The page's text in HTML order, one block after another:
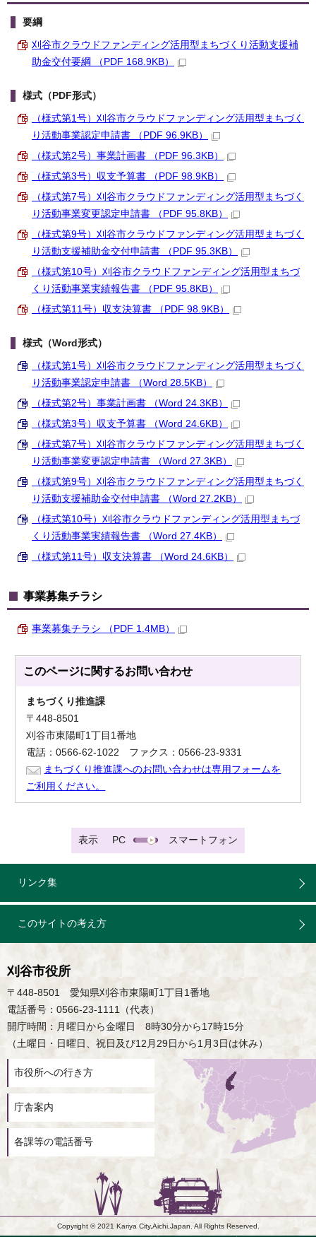
要綱
刈谷市クラウドファンディング活用型まちづくり活動支援補
助金交付要綱 （PDF 168.9KB）
様式（PDF形式）
（様式第1号）刈谷市クラウドファンディング活用型まちづく
り活動事業認定申請書 （PDF 96.9KB）
（様式第2号）事業計画書 （PDF 96.3KB）
（様式第3号）収支予算書 （PDF 98.9KB）
（様式第7号）刈谷市クラウドファンディング活用型まちづく
り活動事業変更認定申請書 （PDF 95.8KB）
（様式第9号）刈谷市クラウドファンディング活用型まちづく
り活動支援補助金交付申請書 （PDF 95.3KB）
（様式第10号）刈谷市クラウドファンディング活用型まちづ
くり活動事業実績報告書 （PDF 95.8KB）
（様式第11号）収支決算書 （PDF 98.9KB）
様式（Word形式）
（様式第1号）刈谷市クラウドファンディング活用型まちづく
り活動事業認定申請書 （Word 28.5KB）
（様式第2号）事業計画書 （Word 24.3KB）
（様式第3号）収支予算書 （Word 24.6KB）
（様式第7号）刈谷市クラウドファンディング活用型まちづく
り活動事業変更認定申請書 （Word 27.3KB）
（様式第9号）刈谷市クラウドファンディング活用型まちづく
り活動支援補助金交付申請書 （Word 27.2KB）
（様式第10号）刈谷市クラウドファンディング活用型まちづ
くり活動事業実績報告書 （Word 27.4KB）
（様式第11号）収支決算書 （Word 24.6KB）
事業募集チラシ
事業募集チラシ （PDF 1.4MB）
このページに関するお問い合わせ
まちづくり推進課
〒448-8501
刈谷市東陽町1丁目1番地
電話：0566-62-1022 ファクス：0566-23-9331
まちづくり推進課へのお問い合わせは専用フォームを
ご利用ください。
表示 PC スマートフォン
リンク集
このサイトの考え方
刈谷市役所
〒448-8501 愛知県刈谷市東陽町1丁目1番地
電話番号：0566-23-1111（代表）
開庁時間：月曜日から金曜日 8時30分から17時15分
（土曜日・日曜日、祝日及び12月29日から1月3日は休み）
市役所への行き方
庁舎案内
各課等の電話番号
Copyright © 2021 Kariya City,Aichi,Japan. All Rights Reserved.